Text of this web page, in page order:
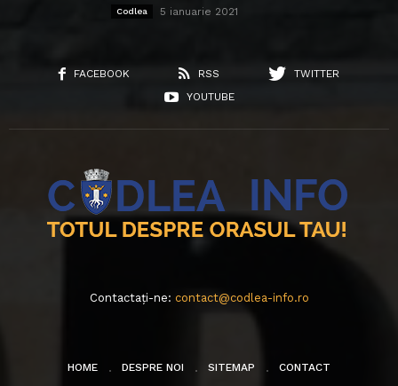
Codlea 5 ianuarie 2021
FACEBOOK RSS
TWITTER
YOUTUBE
Contactați-ne: contact@codlea-info.ro
HOME DESPRE NOI SITEMAP CONTACT